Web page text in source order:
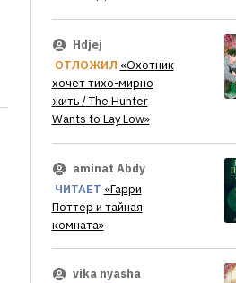
Hdjej
ОТЛОЖИЛ «Охотник
хочет тихо-мирно
жить / The Hunter
Wants to Lay Low»
aminat Abdy
ЧИТАЕТ «Гарри
Поттер и тайная
комната»
vika nyasha